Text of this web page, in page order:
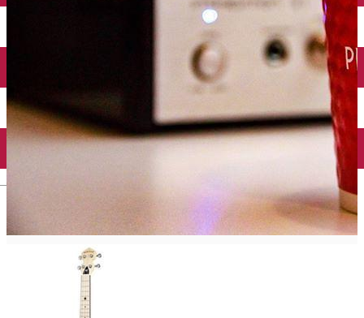
English
Încărcare vehicule electrice